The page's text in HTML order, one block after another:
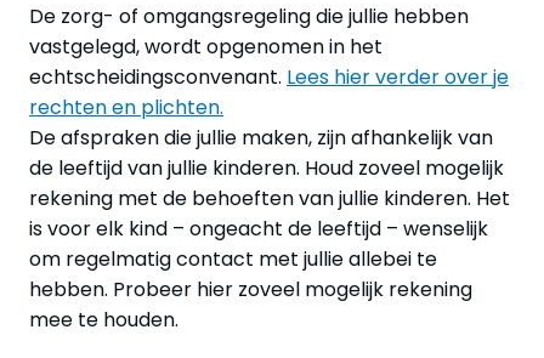
De zorg- of omgangsregeling die jullie hebben
vastgelegd, wordt opgenomen in het
echtscheidingsconvenant. Lees hier verder over je
rechten en plichten.
De afspraken die jullie maken, zijn afhankelijk van
de leeftijd van jullie kinderen. Houd zoveel mogelijk
rekening met de behoeften van jullie kinderen. Het
is voor elk kind – ongeacht de leeftijd – wenselijk
om regelmatig contact met jullie allebei te
hebben. Probeer hier zoveel mogelijk rekening
mee te houden.